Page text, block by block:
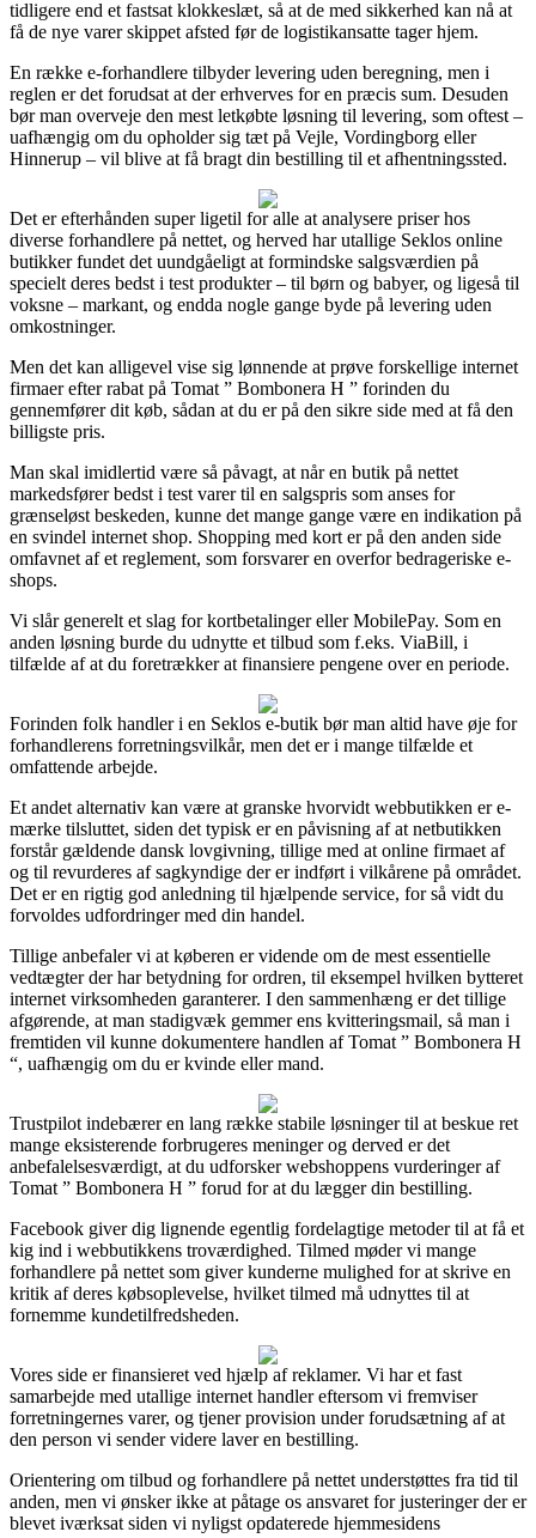
tidligere end et fastsat klokkeslæt, så at de med sikkerhed kan nå at
få de nye varer skippet afsted før de logistikansatte tager hjem.
En række e-forhandlere tilbyder levering uden beregning, men i
reglen er det forudsat at der erhverves for en præcis sum. Desuden
bør man overveje den mest letkøbte løsning til levering, som oftest –
uafhængig om du opholder sig tæt på Vejle, Vordingborg eller
Hinnerup – vil blive at få bragt din bestilling til et afhentningssted.
Det er efterhånden super ligetil for alle at analysere priser hos
diverse forhandlere på nettet, og herved har utallige Seklos online
butikker fundet det uundgåeligt at formindske salgsværdien på
specielt deres bedst i test produkter – til børn og babyer, og ligeså til
voksne – markant, og endda nogle gange byde på levering uden
omkostninger.
Men det kan alligevel vise sig lønnende at prøve forskellige internet
firmaer efter rabat på Tomat ” Bombonera H ” forinden du
gennemfører dit køb, sådan at du er på den sikre side med at få den
billigste pris.
Man skal imidlertid være så påvagt, at når en butik på nettet
markedsfører bedst i test varer til en salgspris som anses for
grænseløst beskeden, kunne det mange gange være en indikation på
en svindel internet shop. Shopping med kort er på den anden side
omfavnet af et reglement, som forsvarer en overfor bedrageriske e-
shops.
Vi slår generelt et slag for kortbetalinger eller MobilePay. Som en
anden løsning burde du udnytte et tilbud som f.eks. ViaBill, i
tilfælde af at du foretrækker at finansiere pengene over en periode.
Forinden folk handler i en Seklos e-butik bør man altid have øje for
forhandlerens forretningsvilkår, men det er i mange tilfælde et
omfattende arbejde.
Et andet alternativ kan være at granske hvorvidt webbutikken er e-
mærke tilsluttet, siden det typisk er en påvisning af at netbutikken
forstår gældende dansk lovgivning, tillige med at online firmaet af
og til revurderes af sagkyndige der er indført i vilkårene på området.
Det er en rigtig god anledning til hjælpende service, for så vidt du
forvoldes udfordringer med din handel.
Tillige anbefaler vi at køberen er vidende om de mest essentielle
vedtægter der har betydning for ordren, til eksempel hvilken bytteret
internet virksomheden garanterer. I den sammenhæng er det tillige
afgørende, at man stadigvæk gemmer ens kvitteringsmail, så man i
fremtiden vil kunne dokumentere handlen af Tomat ” Bombonera H
“, uafhængig om du er kvinde eller mand.
Trustpilot indebærer en lang række stabile løsninger til at beskue ret
mange eksisterende forbrugeres meninger og derved er det
anbefalelsesværdigt, at du udforsker webshoppens vurderinger af
Tomat ” Bombonera H ” forud for at du lægger din bestilling.
Facebook giver dig lignende egentlig fordelagtige metoder til at få et
kig ind i webbutikkens troværdighed. Tilmed møder vi mange
forhandlere på nettet som giver kunderne mulighed for at skrive en
kritik af deres købsoplevelse, hvilket tilmed må udnyttes til at
fornemme kundetilfredsheden.
Vores side er finansieret ved hjælp af reklamer. Vi har et fast
samarbejde med utallige internet handler eftersom vi fremviser
forretningernes varer, og tjener provision under forudsætning af at
den person vi sender videre laver en bestilling.
Orientering om tilbud og forhandlere på nettet understøttes fra tid til
anden, men vi ønsker ikke at påtage os ansvaret for justeringer der er
blevet iværksat siden vi nyligst opdaterede hjemmesidens